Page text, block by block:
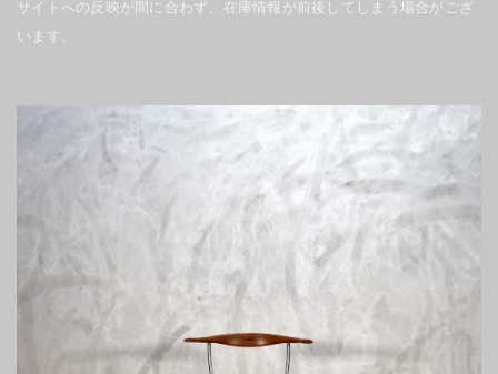
サイトへの反映が間に合わず、在庫情報が前後してしまう場合がござ
います。